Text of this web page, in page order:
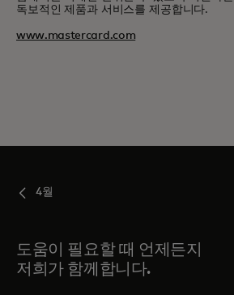
독보적인 제품과 서비스를 제공합니다.
www.mastercard.com
4월
도움이 필요할 때 언제든지
저희가 함께합니다.